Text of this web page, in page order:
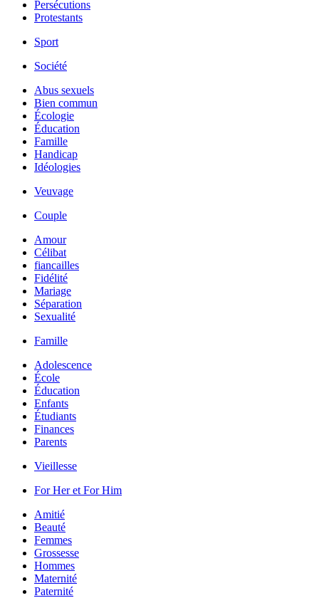
Persécutions
Protestants
Sport
Société
Abus sexuels
Bien commun
Écologie
Éducation
Famille
Handicap
Idéologies
Veuvage
Couple
Amour
Célibat
fiancailles
Fidélité
Mariage
Séparation
Sexualité
Famille
Adolescence
École
Éducation
Enfants
Étudiants
Finances
Parents
Vieillesse
For Her et For Him
Amitié
Beauté
Femmes
Grossesse
Hommes
Maternité
Paternité